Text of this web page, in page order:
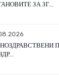
ЗА ЗГ...